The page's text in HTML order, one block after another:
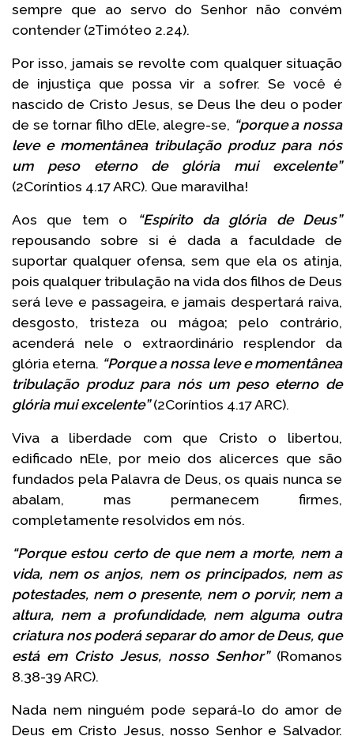
sempre que ao servo do Senhor não convém
contender (2Timóteo 2.24).
Por isso, jamais se revolte com qualquer situação
de injustiça que possa vir a sofrer. Se você é
nascido de Cristo Jesus, se Deus lhe deu o poder
de se tornar filho dEle, alegre-se, “porque a nossa
leve e momentânea tribulação produz para nós
um peso eterno de glória mui excelente”
(2Coríntios 4.17 ARC). Que maravilha!
Aos que tem o
“Espírito da glória de Deus”
repousando sobre si é dada a faculdade de
suportar qualquer ofensa, sem que ela os atinja,
pois qualquer tribulação na vida dos filhos de Deus
será leve e passageira, e jamais despertará raiva,
desgosto, tristeza ou mágoa; pelo contrário,
acenderá nele o extraordinário resplendor da
glória eterna. “Porque a nossa leve e momentânea
tribulação produz para nós um peso eterno de
glória mui excelente”(2Coríntios 4.17 ARC).
Viva a liberdade com que Cristo o libertou,
edificado nEle, por meio dos alicerces que são
fundados pela Palavra de Deus, os quais nunca se
abalam, mas permanecem firmes,
completamente resolvidos em nós.
“Porque estou certo de que nem a morte, nem a
vida, nem os anjos, nem os principados, nem as
potestades, nem o presente, nem o porvir, nem a
altura, nem a profundidade, nem alguma outra
criatura nos poderá separar do amor de Deus, que
está em Cristo Jesus, nosso Senhor”(Romanos
8.38-39 ARC).
Nada nem ninguém pode separá-lo do amor de
Deus em Cristo Jesus, nosso Senhor e Salvador.